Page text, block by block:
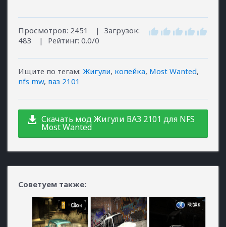
Просмотров: 2451 | Загрузок:
483
| Рейтинг: 0.0/0
Ищите по тегам: Жигули, копейка, Most Wanted,
nfs mw, ваз 2101
Скачать мод Жигули ВАЗ 2101 для NFS
Most Wanted
Советуем также: